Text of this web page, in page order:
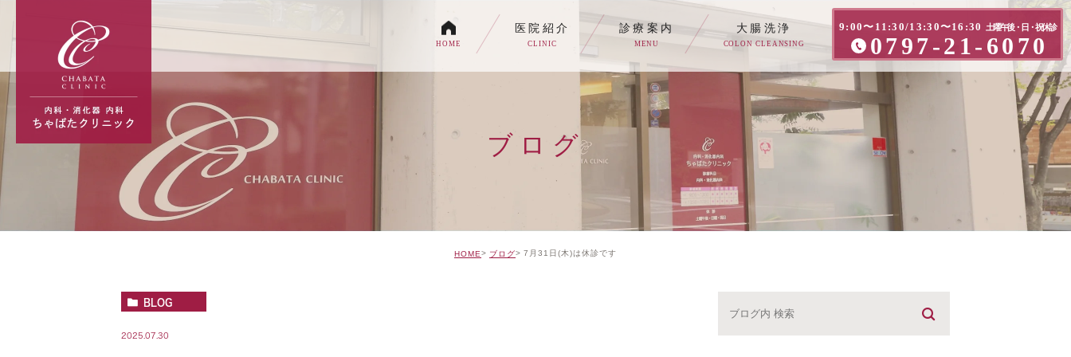
9:00〜11:30/13:30〜16:30 土曜午後・日・祝休診
0797-21-6070
HOME
医院紹介
CLINIC
診療案内
MENU
各種内視鏡検査について
生活習慣病
消化器内科・内科
トイレの症状でお悩みの方へ
大腸洗浄
COLON CLEANSING
ブログ
HOME ブログ 7月31日(木)は休診です
BLOG
2025.07.30